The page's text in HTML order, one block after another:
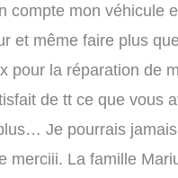
compte mon véhicule
et même faire plus
la réparation de
de tt ce que vous
Je pourrais
merciii. La famille